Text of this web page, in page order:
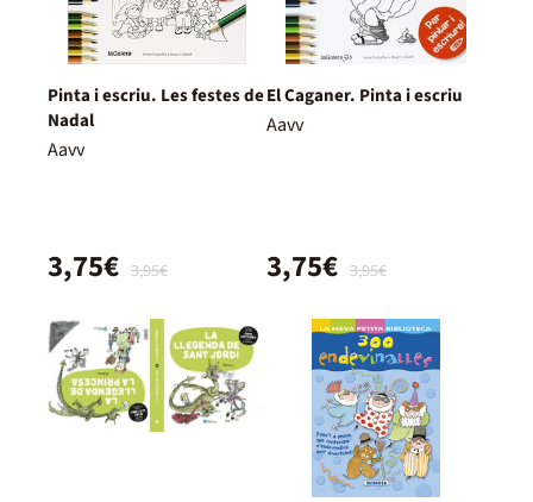
Pinta i escriu. Les festes de
Nadal
Aavv
3,95€
3,75€
El Caganer. Pinta i escriu
Aavv
3,95€
3,75€